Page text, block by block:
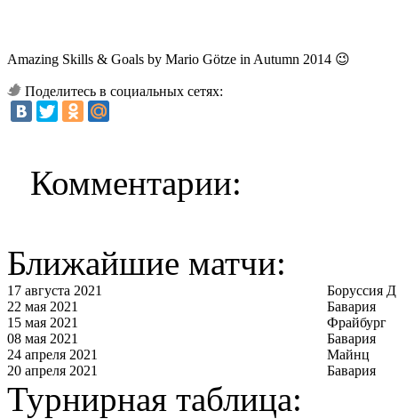
Amazing Skills & Goals by Mario Götze in Autumn 2014 😉
Поделитесь в социальных сетях:
Комментарии:
Ближайшие матчи:
17 августа 2021
Боруссия Д
22 мая 2021
Бавария
15 мая 2021
Фрайбург
08 мая 2021
Бавария
24 апреля 2021
Майнц
20 апреля 2021
Бавария
Турнирная таблица: